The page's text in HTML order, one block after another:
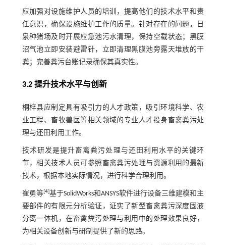
应加强对设施维护人员的培训，提高他们的技术水平和责
任意识，确保设施维护工作的质量。针对存在的问题，日
泉种猪场及时开展应急池污水清理，保持空载状态；黑膜
沼气池立即安装避雷针，立即清理黑膜池旁露天堆放的干
粪；完善粪污台账记录确保其真实性。
3.2 提升技术水平与创新
桐梓县应制定具有吸引力的人才政策，吸引环境科学、农
业工程、畜牧兽医等相关领域的专业人才投身畜禽粪污处
理与还田利用工作。
技术研发是提升畜禽粪污处理与还田利用水平的关键环
节，相关技术人员可参照畜禽粪污处理与资源利用的最新
技术，根据本地实际情况，进行科学合理利用。
崔勇等[4]基于SolidWorks和ANSYS软件进行设备三维建模和主
要部件的有限元分析验证，证实了新型畜禽粪污深度固液
分离一体机，在畜禽粪污处理与利用中的处理效果良好，
为相关设备创新与研制提供了新的思路。